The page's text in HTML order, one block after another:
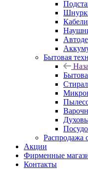
Бытовая
Распродажа
Акции
Фирменные
Контакты